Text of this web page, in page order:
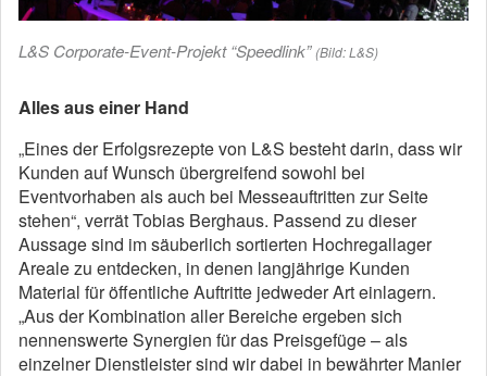
L&S Corporate-Event-Projekt “Speedlink”(Bild: L&S)
Alles aus einer Hand
„Eines der Erfolgsrezepte von L&S besteht darin, dass wir
Kunden auf Wunsch übergreifend sowohl bei
Eventvorhaben als auch bei Messeauftritten zur Seite
stehen“, verrät Tobias Berghaus. Passend zu dieser
Aussage sind im säuberlich sortierten Hochregallager
Areale zu entdecken, in denen langjährige Kunden
Material für öffentliche Auftritte jedweder Art einlagern.
„Aus der Kombination aller Bereiche ergeben sich
nennenswerte Synergien für das Preisgefüge – als
einzelner Dienstleister sind wir dabei in bewährter Manier